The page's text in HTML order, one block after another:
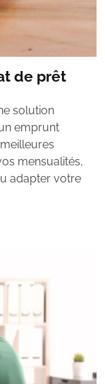
de prêt
solution
emprunt
mensualités,
adapter votre